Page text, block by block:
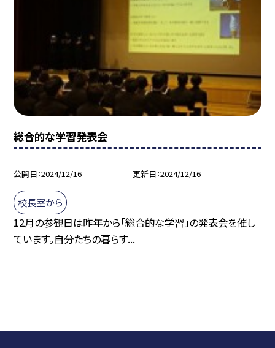
総合的な学習発表会
公開日 2024/12/16 更新日 2024/12/16
校長室から
12月の参観日は昨年から「総合的な学習」の発表会を催し
ています。自分たちの暮らす...